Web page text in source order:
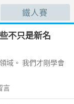
鐵人賽
不只是新名
域。 我們才剛學會
言